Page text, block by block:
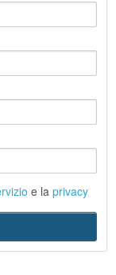
e la privacy